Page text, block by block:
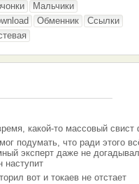
Мальчики
Обменник
Ссылки
какой-то массовый свист
подумать, что ради этого
эксперт даже не
наступит
вот и токаев не отстает